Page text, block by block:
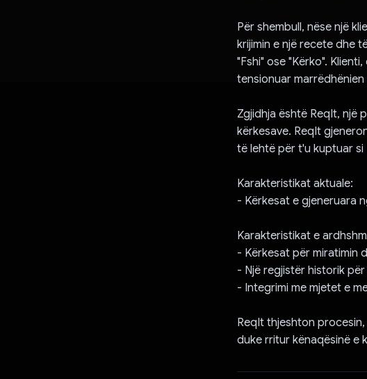
Për shembull, nëse një
krijimin e një recete dhe
"Fshi" ose "Kërko".
tensionuar marrëdhënien
Zgjidhja është ReqIt, një
kërkesave. ReqIt
të lehtë për t'u kuptuar si
Karakteristikat aktuale:
- Kërkesat e gjeneruara
Karakteristikat e
- Kërkesat për miratimin
- Një regjistër historik
- Integrimi me mjetet e
ReqIt thjeshton
duke rritur kënaqësinë e